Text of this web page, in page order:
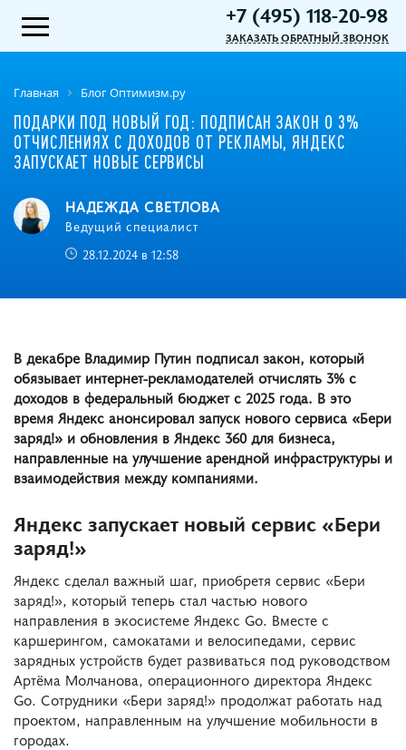
+7 (495) 118-20-98
ЗАКАЗАТЬ ОБРАТНЫЙ ЗВОНОК
Главная Блог Оптимизм.ру
ПОДАРКИ ПОД НОВЫЙ ГОД: ПОДПИСАН ЗАКОН О 3%
ОТЧИСЛЕНИЯХ С ДОХОДОВ ОТ РЕКЛАМЫ, ЯНДЕКС
ЗАПУСКАЕТ НОВЫЕ СЕРВИСЫ
НАДЕЖДА СВЕТЛОВА
Ведущий специалист
28.12.2024 в 12:58
В декабре Владимир Путин подписал закон, который
обязывает интернет-рекламодателей отчислять 3% с
доходов в федеральный бюджет с 2025 года. В это
время Яндекс анонсировал запуск нового сервиса «Бери
заряд!» и обновления в Яндекс 360 для бизнеса,
направленные на улучшение арендной инфраструктуры и
взаимодействия между компаниями.
Яндекс запускает новый сервис «Бери
заряд!»
Яндекс сделал важный шаг, приобретя сервис «Бери
заряд!», который теперь стал частью нового
направления в экосистеме Яндекс Go. Вместе с
каршерингом, самокатами и велосипедами, сервис
зарядных устройств будет развиваться под руководством
Артёма Молчанова, операционного директора Яндекс
Go. Сотрудники «Бери заряд!» продолжат работать над
проектом, направленным на улучшение мобильности в
городах.